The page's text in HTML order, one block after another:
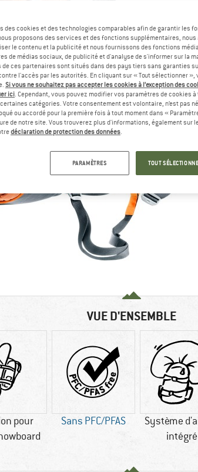
VUE D'ENSEMBLE
pour
Sans PFC/PFAS
Système
intégré
des cookies et des technologies comparables afin de garantir les
proposons des services et des fonctions supplémentaires,
le contenu et la publicité et nous fournissons des fonctions
de médias sociaux, de publicité et d'analyse de s'informer sur la
de ces partenaires sont situés dans des pays tiers sans garanties
l'accès par les autorités. En cliquant sur « Tout sélectionner
Si vous ne souhaitez pas accepter les cookies à l’exception des
ici. Cependant, vous pouvez modifier vos paramètres de cookies
catégories. Votre consentement est volontaire, n’est pas
ou accordé pour la première fois à tout moment dans «
de notre site. Vous trouverez plus d'informations, également sur
déclaration de protection des données.
PARAMÈTRES TOUT